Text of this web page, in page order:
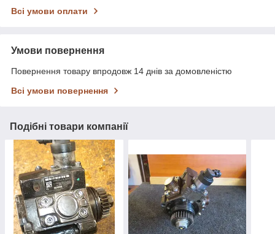
Всі умови оплати
Умови повернення
Повернення товару впродовж 14 днів за домовленістю
Всі умови повернення
Подібні товари компанії